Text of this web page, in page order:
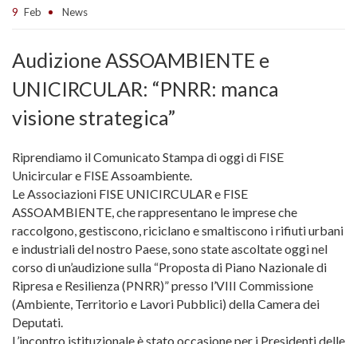
9 Feb News
Audizione ASSOAMBIENTE e
UNICIRCULAR: “PNRR: manca
visione strategica”
Riprendiamo il Comunicato Stampa di oggi di FISE
Unicircular e FISE Assoambiente.
Le Associazioni FISE UNICIRCULAR e FISE
ASSOAMBIENTE, che rappresentano le imprese che
raccolgono, gestiscono, riciclano e smaltiscono i rifiuti urbani
e industriali del nostro Paese, sono state ascoltate oggi nel
corso di un’audizione sulla “Proposta di Piano Nazionale di
Ripresa e Resilienza (PNRR)” presso l’VIII Commissione
(Ambiente, Territorio e Lavori Pubblici) della Camera dei
Deputati.
L’incontro istituzionale è stato occasione per i Presidenti delle